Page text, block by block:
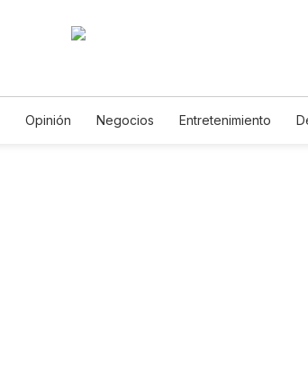
Opinión Negocios Entretenimiento